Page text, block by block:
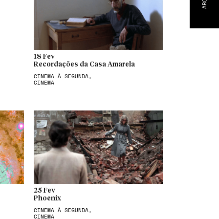
18 Fev
Recordações da Casa Amarela
CINEMA À SEGUNDA,
CINEMA
25 Fev
Phoenix
CINEMA À SEGUNDA,
CINEMA